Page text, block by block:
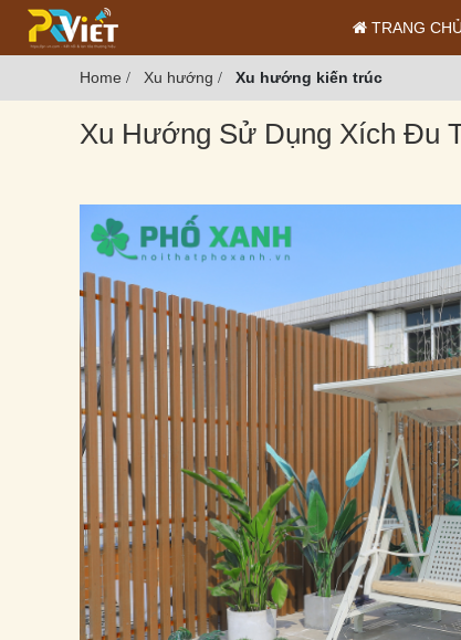
TRANG CHỦ
Home / Xu hướng / Xu hướng kiến trúc
Xu Hướng Sử Dụng Xích Đu